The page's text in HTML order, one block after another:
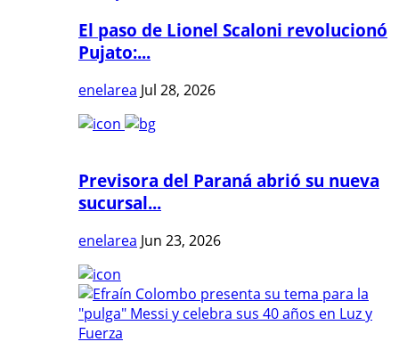
El paso de Lionel Scaloni revolucionó
Pujato:...
enelarea Jul 28, 2026
Previsora del Paraná abrió su nueva
sucursal...
enelarea Jun 23, 2026